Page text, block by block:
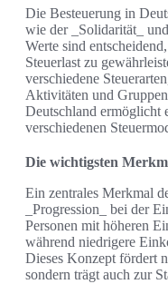
Die Besteuerung in
wie der _Solidarität_
Werte sind
Steuerlast zu
verschiedene
Aktivitäten und
Deutschland ermöglicht
verschiedenen
Die wichtigsten
Ein zentrales Merkmal
_Progression_ bei der
Personen mit höheren
während niedrigere
Dieses Konzept fördert
sondern trägt auch zur